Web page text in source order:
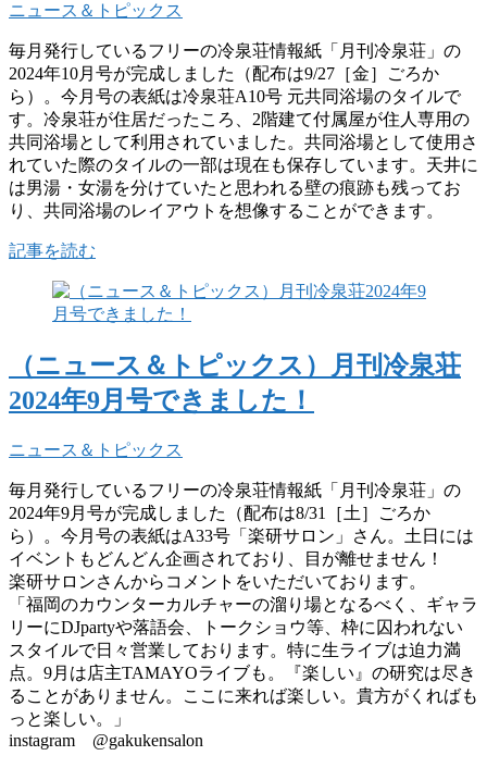
ニュース＆トピックス
毎月発行しているフリーの冷泉荘情報紙「月刊冷泉荘」の
2024年10月号が完成しました（配布は9/27［金］ごろか
ら）。今月号の表紙は冷泉荘A10号 元共同浴場のタイルで
す。冷泉荘が住居だったころ、2階建て付属屋が住人専用の
共同浴場として利用されていました。共同浴場として使用さ
れていた際のタイルの一部は現在も保存しています。天井に
は男湯・女湯を分けていたと思われる壁の痕跡も残ってお
り、共同浴場のレイアウトを想像することができます。
記事を読む
（ニュース＆トピックス）月刊冷泉荘
2024年9月号できました！
ニュース＆トピックス
毎月発行しているフリーの冷泉荘情報紙「月刊冷泉荘」の
2024年9月号が完成しました（配布は8/31［土］ごろか
ら）。今月号の表紙はA33号「楽研サロン」さん。土日には
イベントもどんどん企画されており、目が離せません！
楽研サロンさんからコメントをいただいております。
「福岡のカウンターカルチャーの溜り場となるべく、ギャラ
リーにDJpartyや落語会、トークショウ等、枠に囚われない
スタイルで日々営業しております。特に生ライブは迫力満
点。9月は店主TAMAYOライブも。『楽しい』の研究は尽き
ることがありません。ここに来れば楽しい。貴方がくればも
っと楽しい。」
instagram @gakukensalon